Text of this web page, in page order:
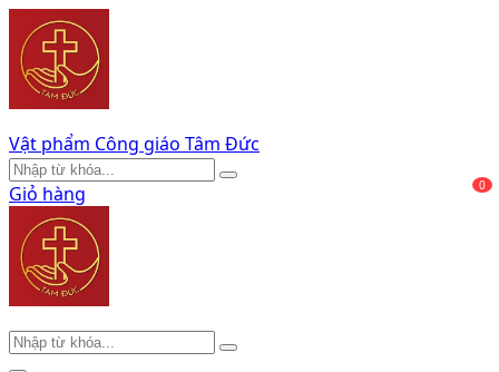
Vật phẩm Công giáo Tâm Đức
Giỏ hàng 0